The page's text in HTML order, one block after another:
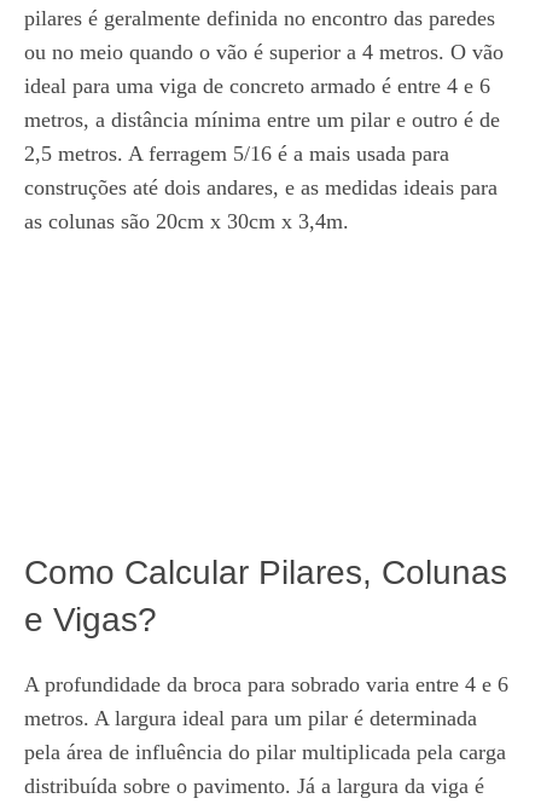
pilares é geralmente definida no encontro das paredes
ou no meio quando o vão é superior a 4 metros. O vão
ideal para uma viga de concreto armado é entre 4 e 6
metros, a distância mínima entre um pilar e outro é de
2,5 metros. A ferragem 5/16 é a mais usada para
construções até dois andares, e as medidas ideais para
as colunas são 20cm x 30cm x 3,4m.
Como Calcular Pilares, Colunas
e Vigas?
A profundidade da broca para sobrado varia entre 4 e 6
metros. A largura ideal para um pilar é determinada
pela área de influência do pilar multiplicada pela carga
distribuída sobre o pavimento. Já a largura da viga é